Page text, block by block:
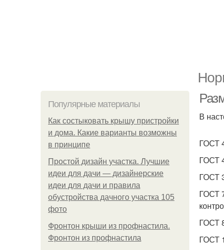
Популярные материалы
Как состыковать крышу пристройки
и дома. Какие варианты возможны
в принципе
Простой дизайн участка. Лучшие
идеи для дачи — дизайнерские
идеи для дачи и правила
обустройства дачного участка 105
фото
Фронтон крыши из профнастила.
Фронтон из профнастила
В
ГОСТ
ГОСТ
ГОСТ
ГОСТ
ГОСТ
ГОСТ